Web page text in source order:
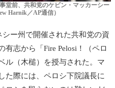
堂前、共和党のケビン・マッカーシー
Harnik／AP通信）
ー州で開催された共和党の資
志から「Fire Pelosi！（ペロ
ル（木槌）を授与された。 マ
た際には、ペロシ下院議長に